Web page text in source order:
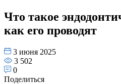
Что такое
как его проводят
3 июня 2025
3 502
0
Поделиться